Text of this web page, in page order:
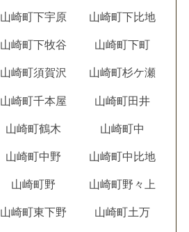
山崎町下宇原 山崎町下比地
山崎町下牧谷 山崎町下町
山崎町須賀沢 山崎町杉ケ瀬
山崎町千本屋 山崎町田井
山崎町鶴木 山崎町中
山崎町中野 山崎町中比地
山崎町野 山崎町野々上
山崎町東下野 山崎町土万